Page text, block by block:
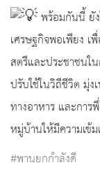
พร้อมกันนี้ ยั
เศรษฐกิจพอเพียง เ
สตรีและประชาชนใ
ปรับใช้ในวิถีชีวิต มุ่ง
ทางอาหาร และการ
หมู่บ้านให้มีความเข้
#พานยกกำลังดี